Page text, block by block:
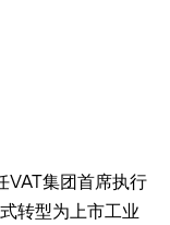
集团首席执行
转型为上市工业